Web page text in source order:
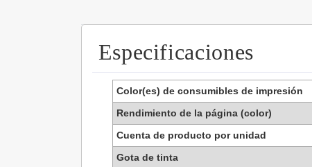
Especificaciones
Color(es) de consumibles de impresión
Rendimiento de la página (color)
Cuenta de producto por unidad
Gota de tinta